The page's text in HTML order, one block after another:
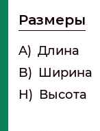
она
бактерий на
повышенной
возникает
Размеры
A) Длина
B) Ширина
H) Высота